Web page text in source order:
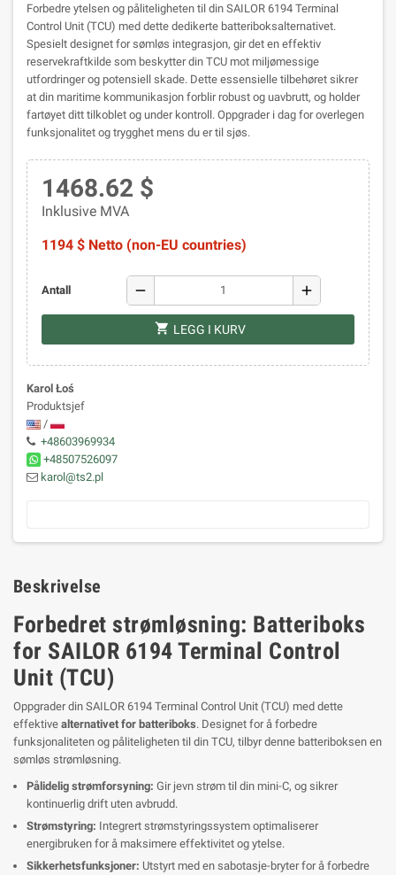
Forbedre ytelsen og påliteligheten til din SAILOR 6194 Terminal
Control Unit (TCU) med dette dedikerte batteriboksalternativet.
Spesielt designet for sømløs integrasjon, gir det en effektiv
reservekraftkilde som beskytter din TCU mot miljømessige
utfordringer og potensiell skade. Dette essensielle tilbehøret sikrer
at din maritime kommunikasjon forblir robust og uavbrutt, og holder
fartøyet ditt tilkoblet og under kontroll. Oppgrader i dag for overlegen
funksjonalitet og trygghet mens du er til sjøs.
1468.62 $
Inklusive MVA
1194 $ Netto (non-EU countries)
Antall remove add
shopping_cart LEGG I KURV
Karol Łoś
Produktsjef
/
+48603969934
+48507526097
karol@ts2.pl
Beskrivelse
Forbedret strømløsning: Batteriboks
for SAILOR 6194 Terminal Control
Unit (TCU)
Oppgrader din SAILOR 6194 Terminal Control Unit (TCU) med dette
effektive alternativet for batteriboks. Designet for å forbedre
funksjonaliteten og påliteligheten til din TCU, tilbyr denne batteriboksen en
sømløs strømløsning.
Pålidelig strømforsyning: Gir jevn strøm til din mini-C, og sikrer
kontinuerlig drift uten avbrudd.
Strømstyring: Integrert strømstyringssystem optimaliserer
energibruken for å maksimere effektivitet og ytelse.
Sikkerhetsfunksjoner: Utstyrt med en sabotasje-bryter for å forbedre